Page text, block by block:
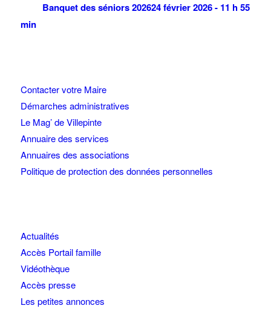
Banquet des séniors 202624 février 2026 - 11 h 55
min
Contacter votre Maire
Démarches administratives
Le Mag’ de Villepinte
Annuaire des services
Annuaires des associations
Politique de protection des données personnelles
Actualités
Accès Portail famille
Vidéothèque
Accès presse
Les petites annonces